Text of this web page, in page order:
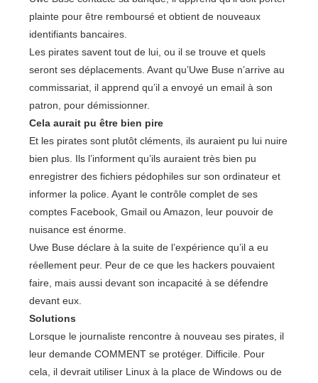
plainte pour être remboursé et obtient de nouveaux
identifiants bancaires.
Les pirates savent tout de lui, ou il se trouve et quels
seront ses déplacements. Avant qu’Uwe Buse n’arrive au
commissariat, il apprend qu’il a envoyé un email à son
patron, pour démissionner.
Cela aurait pu être bien pire
Et les pirates sont plutôt cléments, ils auraient pu lui nuire
bien plus. Ils l’informent qu’ils auraient très bien pu
enregistrer des fichiers pédophiles sur son ordinateur et
informer la police. Ayant le contrôle complet de ses
comptes Facebook, Gmail ou Amazon, leur pouvoir de
nuisance est énorme.
Uwe Buse déclare à la suite de l’expérience qu’il a eu
réellement peur. Peur de ce que les hackers pouvaient
faire, mais aussi devant son incapacité à se défendre
devant eux.
Solutions
Lorsque le journaliste rencontre à nouveau ses pirates, il
leur demande COMMENT se protéger. Difficile. Pour
cela, il devrait utiliser Linux à la place de Windows ou de